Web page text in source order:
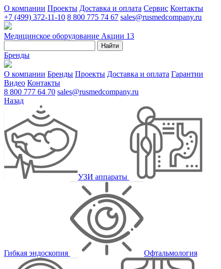
О компании Проекты Доставка и оплата Сервис Контакты
+7 (499) 372-11-10 8 800 775 74 67 sales@rusmedcompany.ru
Медицинское оборудование Акции 13
Найти
Бренды
О компании Бренды Проекты Доставка и оплата Гарантии
Видео Контакты
8 800 777 64 70 sales@rusmedcompany.ru
Назад
УЗИ аппараты
Гибкая эндоскопия Офтальмология